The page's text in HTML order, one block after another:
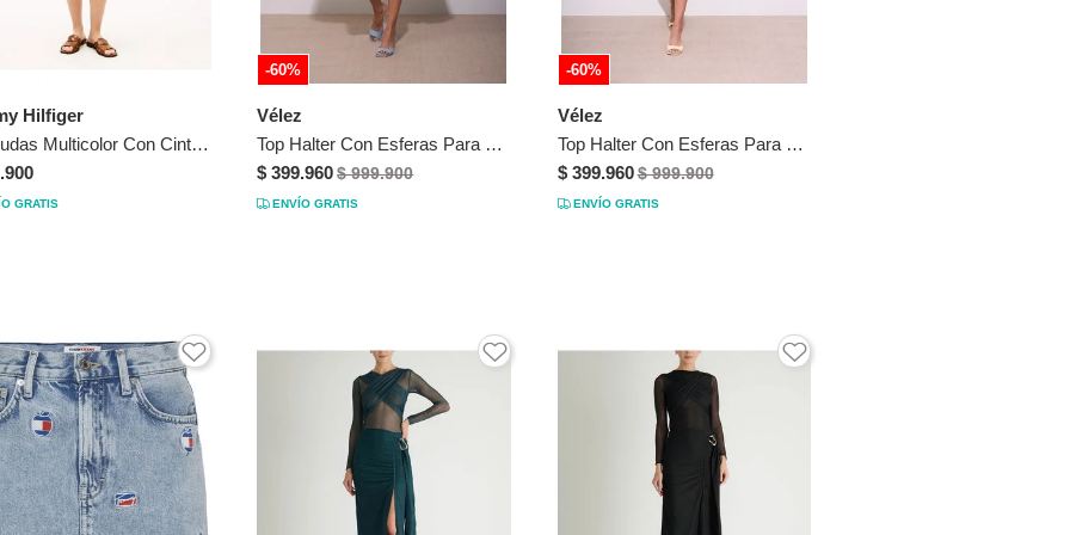
Hilfiger
Bermudas Multicolor Con Cinturón Tommy Hilfiger
GRATIS
-60%
Vélez
Top Halter Con Esferas Para Mujer Rouge Top Halter Con Esferas Para Mujer Rouge Azul Claro 12 VÉLEZ
$ 399.960$ 999.900
ENVÍO GRATIS
-60%
Vélez
Top Halter Con Esferas Para Mujer Rouge Top Halter Con Esferas Para Mujer Rouge Blanco 10 VÉLEZ
$ 399.960$ 999.900
ENVÍO GRATIS